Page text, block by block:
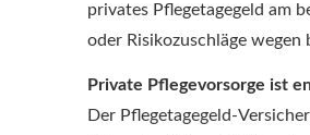
privates Pflegetagegeld am
oder Risikozuschläge
Private Pflegevorsorge ist
Der Pflegetagegeld-